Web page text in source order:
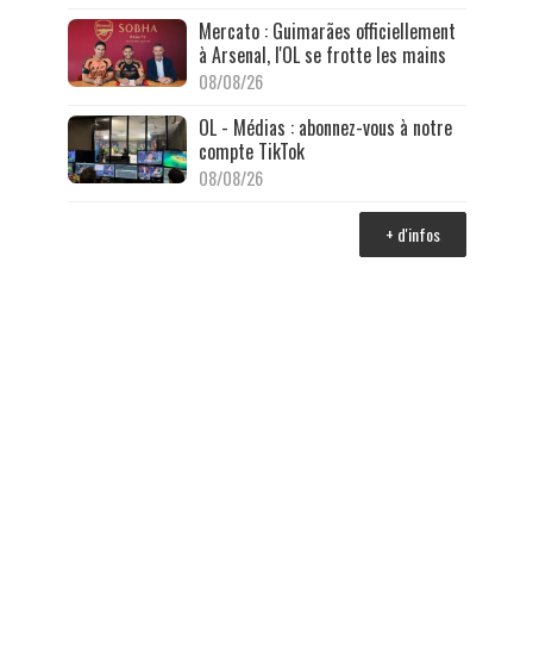
Mercato : Guimarães officiellement
à Arsenal, l'OL se frotte les mains
08/08/26
OL - Médias : abonnez-vous à notre
compte TikTok
08/08/26
+ d'infos